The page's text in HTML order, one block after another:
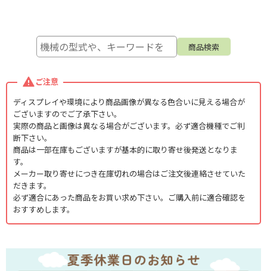
ご注意
ディスプレイや環境により商品画像が異なる色合いに見える場合が
ございますのでご了承下さい。
実際の商品と画像は異なる場合がございます。必ず適合機種でご判
断下さい。
商品は一部在庫もございますが基本的に取り寄せ後発送となりま
す。
メーカー取り寄せにつき在庫切れの場合はご注文後連絡させていた
だきます。
必ず適合にあった商品をお買い求め下さい。ご購入前に適合確認を
おすすめします。